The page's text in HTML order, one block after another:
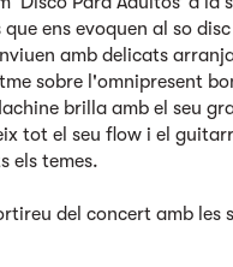
ens evoquen al so
amb delicats
sobre l'omnipresent
brilla amb el seu
tot el seu flow i el
els temes.
del concert amb les